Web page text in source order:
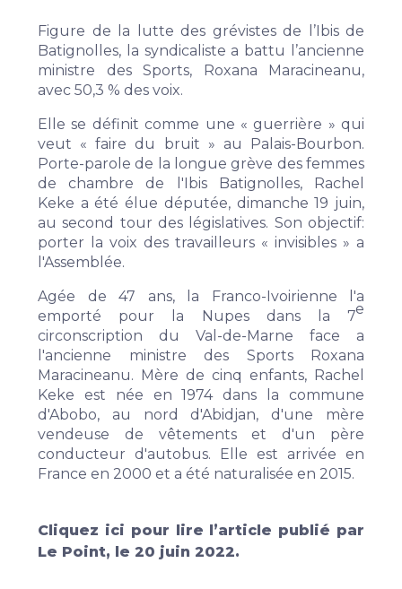
Figure de la lutte des grévistes de l’Ibis de
Batignolles, la syndicaliste a battu l’ancienne
ministre des Sports, Roxana Maracineanu,
avec 50,3 % des voix.
Elle se définit comme une « guerrière » qui
veut « faire du bruit » au Palais-Bourbon.
Porte-parole de la longue grève des femmes
de chambre de l'Ibis Batignolles, Rachel
Keke a été élue députée, dimanche 19 juin,
au second tour des législatives. Son objectif:
porter la voix des travailleurs « invisibles » а
l'Assemblée.
Agée de 47 ans, la Franco-Ivoirienne l'a
emporté pour la Nupesdans la 7e
circonscription du Val-de-Marne face а
l'ancienne ministre des Sports Roxana
Maracineanu. Mère de cinq enfants, Rachel
Keke est née en 1974 dans la commune
d'Abobo, au nord d'Abidjan, d'une mère
vendeuse de vêtements et d'un père
conducteur d'autobus. Elle est arrivée en
France en 2000 et a été naturalisée en 2015.
Cliquez ici pour lire l’article publié par
Le Point, le 20 juin 2022.